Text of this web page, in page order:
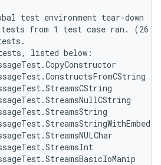
test environment tear-down
tests from 1 test case ran. (26
listed below: